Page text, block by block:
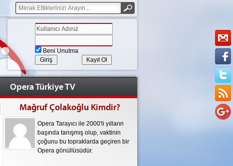
Beni Unutma
Kayıt Ol
Opera Türkiye TV
Mağruf Çolakoğlu Kimdir?
Opera Tarayıcı ile 2000'li yılların
başında tanışmış olup, vaktinin
çoğunu bu topraklarda geçiren bir
Opera gönüllüsüdür.